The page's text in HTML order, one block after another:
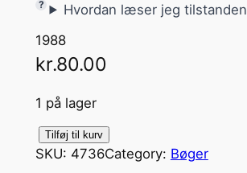
Hvordan læser jeg
1988
kr.80.00
1 på lager
e
Tilføj til kurv
SKU: 4736Category: Bøger